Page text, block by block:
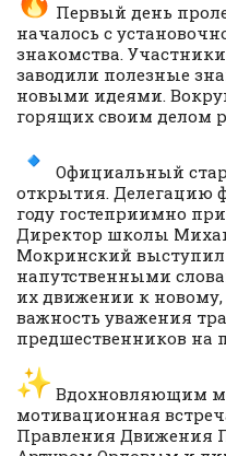
Первый день
началось с
знакомства.
заводили полезные
новыми идеями.
горящих своим делом
Официальный
открытия. Делегацию
году гостеприимно
Директор школы
Мокринский
напутственными
их движении к новому,
важность уважения
предшественников на
Вдохновляющим
мотивационная
Правления Движения